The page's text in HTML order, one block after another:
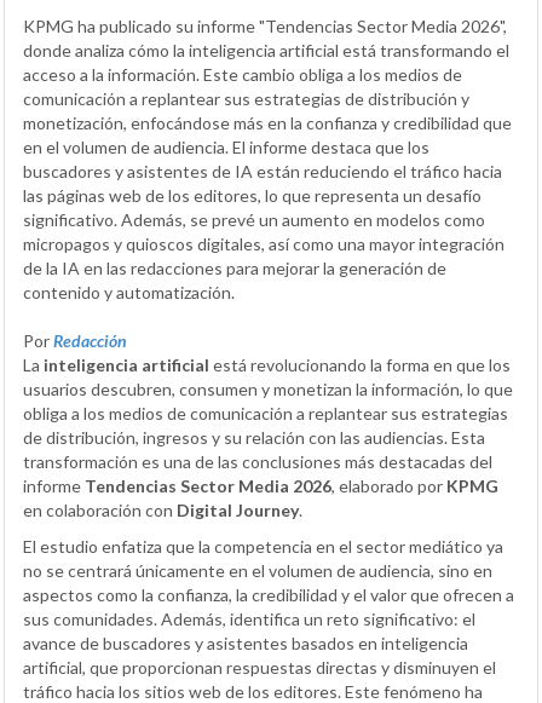
KPMG ha publicado su informe "Tendencias Sector Media 2026",
donde analiza cómo la inteligencia artificial está transformando el
acceso a la información. Este cambio obliga a los medios de
comunicación a replantear sus estrategias de distribución y
monetización, enfocándose más en la confianza y credibilidad que
en el volumen de audiencia. El informe destaca que los
buscadores y asistentes de IA están reduciendo el tráfico hacia
las páginas web de los editores, lo que representa un desafío
significativo. Además, se prevé un aumento en modelos como
micropagos y quioscos digitales, así como una mayor integración
de la IA en las redacciones para mejorar la generación de
contenido y automatización.
PorRedacción
La inteligencia artificial está revolucionando la forma en que los
usuarios descubren, consumen y monetizan la información, lo que
obliga a los medios de comunicación a replantear sus estrategias
de distribución, ingresos y su relación con las audiencias. Esta
transformación es una de las conclusiones más destacadas del
informe Tendencias Sector Media 2026, elaborado por KPMG
en colaboración con Digital Journey.
El estudio enfatiza que la competencia en el sector mediático ya
no se centrará únicamente en el volumen de audiencia, sino en
aspectos como la confianza, la credibilidad y el valor que ofrecen a
sus comunidades. Además, identifica un reto significativo: el
avance de buscadores y asistentes basados en inteligencia
artificial, que proporcionan respuestas directas y disminuyen el
tráfico hacia los sitios web de los editores. Este fenómeno ha